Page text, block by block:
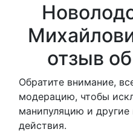
отзыв
Обратите внимание,
модерацию, чтобы
манипуляцию и
действия.